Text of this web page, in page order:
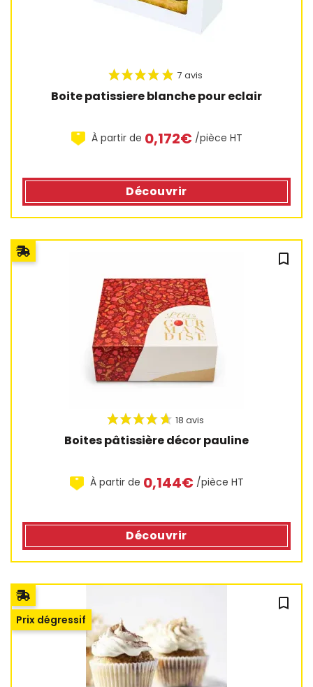
Boite patissiere blanche pour eclair
À partir de 0,172€ /pièce HT
Découvrir
bookmark_outline
Boites pâtissière décor pauline
À partir de 0,144€ /pièce HT
Découvrir
bookmark_outline
Prix dégressif